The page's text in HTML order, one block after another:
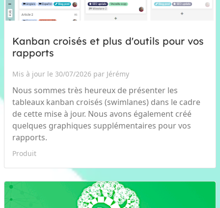
Kanban croisés et plus d'outils pour vos
rapports
Mis à jour le 30/07/2026 par Jérémy
Nous sommes très heureux de présenter les
tableaux kanban croisés (swimlanes) dans le cadre
de cette mise à jour. Nous avons également créé
quelques graphiques supplémentaires pour vos
rapports.
Produit